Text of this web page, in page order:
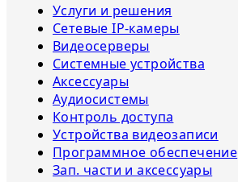
Услуги и решения
Сетевые IP-камеры
Видеосерверы
Системные устройства
Аксессуары
Аудиосистемы
Контроль доступа
Устройства видеозаписи
Программное обеспечение
Зап. части и аксессуары